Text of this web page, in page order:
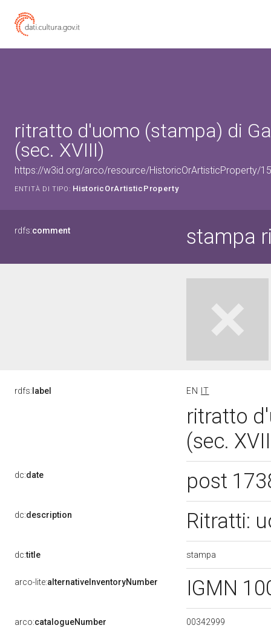
ritratto d'uomo (stampa) di
(sec. XVIII)
https://w3id.org/arco/resource/HistoricOrArtisticProperty/
ENTITÀ DI TIPO: HistoricOrArtisticProperty
rdfs:comment stampa
rdfs: label EN IT
ritratto
(sec.
dc:date post
dc:description Ritratti:
dc:title stampa
arco-lite:alternativeInventoryNumber IGMN
arco:catalogueNumber 00342999